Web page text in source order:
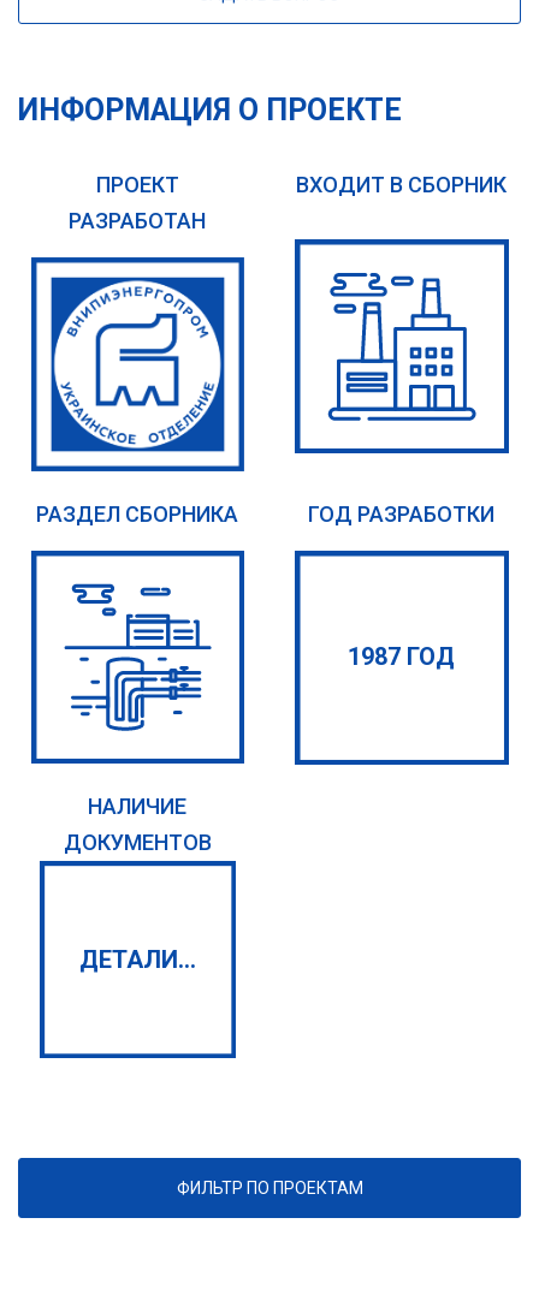
ИНФОРМАЦИЯ О ПРОЕКТЕ
ПРОЕКТ
РАЗРАБОТАН
ВХОДИТ В СБОРНИК
РАЗДЕЛ СБОРНИКА ГОД РАЗРАБОТКИ
1987 ГОД
НАЛИЧИЕ
ДОКУМЕНТОВ
ДЕТАЛИ...
ФИЛЬТР ПО ПРОЕКТАМ